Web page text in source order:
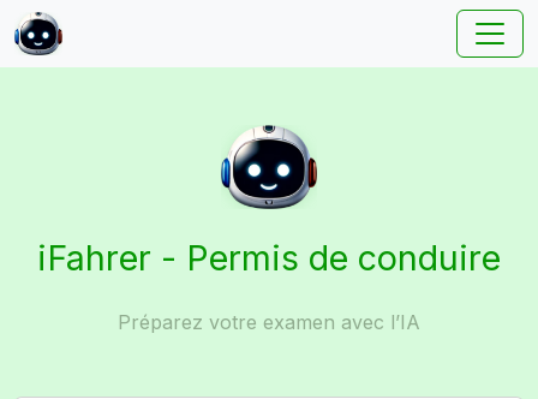
iFahrer - Permis de conduire
Préparez votre examen avec l’IA